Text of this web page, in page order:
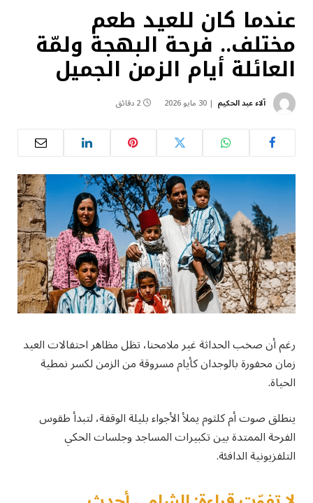
عندما كان للعيد طعم
مختلف.. فرحة البهجة ولمّة
العائلة أيام الزمن الجميل
آلاء عبد الحكيم 30 مايو 2026 2 دقائق
رغم أن صخب الحداثة غير ملامحنا، تظل مظاهر احتفالات العيد
زمان محفورة بالوجدان كأيام مسروقة من الزمن لكسر نمطية
الحياة.
ينطلق صوت أم كلثوم يملأ الأجواء بليلة الوقفة، لتبدأ طقوس
الفرحة الممتدة بين تكبيرات المساجد وجلسات الحكي
التلفزيونية الدافئة.